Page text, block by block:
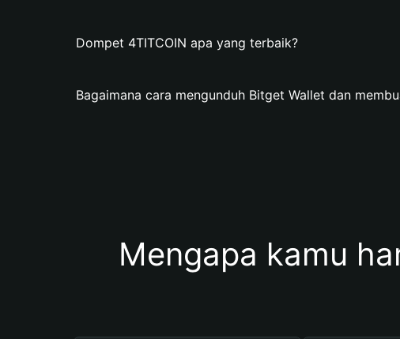
Dompet 4TITCOIN apa yang terbaik?
Bagaimana cara mengunduh Bitget Wallet dan
Mengapa kamu